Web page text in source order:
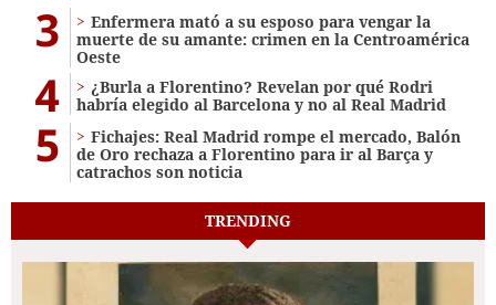
3
Enfermera mató a su esposo para vengar la
muerte de su amante: crimen en la Centroamérica
Oeste
4
¿Burla a Florentino? Revelan por qué Rodri
habría elegido al Barcelona y no al Real Madrid
5
Fichajes: Real Madrid rompe el mercado, Balón
de Oro rechaza a Florentino para ir al Barça y
catrachos son noticia
TRENDING